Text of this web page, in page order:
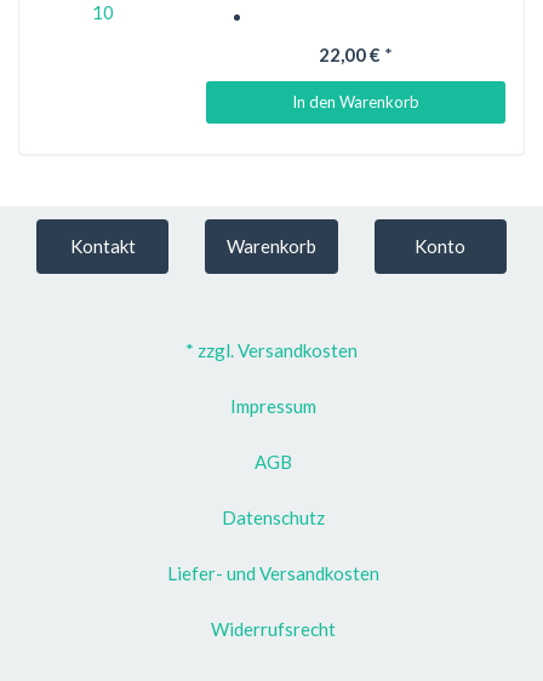
22,00 € *
In den Warenkorb
Kontakt Warenkorb Konto
* zzgl. Versandkosten
Impressum
AGB
Datenschutz
Liefer- und Versandkosten
Widerrufsrecht